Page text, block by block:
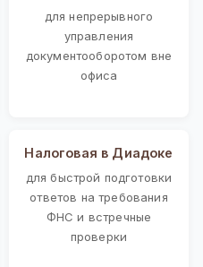
для непрерывного
управления
документооборотом вне
офиса
Налоговая в Диадоке
для быстрой подготовки
ответов на требования
ФНС и встречные
проверки